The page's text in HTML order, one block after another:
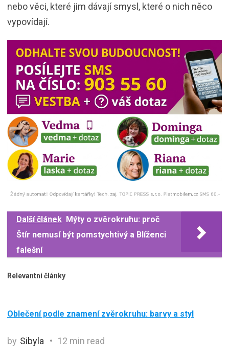
nebo věci, které jim dávají smysl, které o nich něco
vypovídají.
Další článek Mýty o zvěrokruhu: proč
Štír nemusí být pomstychtivý a Blíženci
falešní
Relevantní články
Oblečení podle znamení zvěrokruhu: barvy a styl
by Sibyla 12 min read